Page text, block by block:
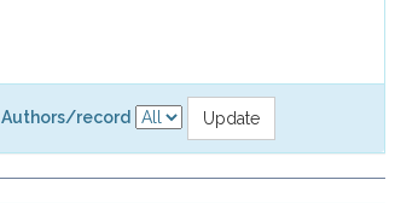
Authors/record